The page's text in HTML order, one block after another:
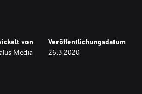
von
Media
Veröffentlichungsdatum
26.3.2020